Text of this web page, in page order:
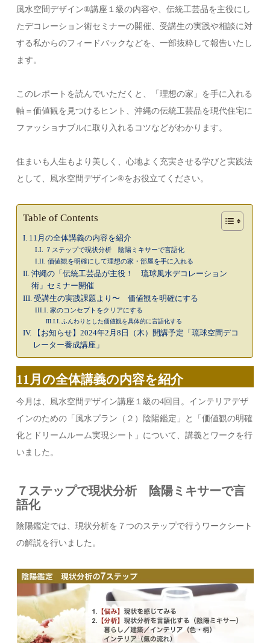
風水空間デザイン®︎講座１級の内容や、伝統工芸品を主役にし
たデコレーション術セミナーの開催、受講生の実践や相談に対
する私からのフィードバックなどを、一部抜粋して報告いたし
ます。
このレポートを読んでいただくと、「理想の家」を手に入れる
軸＝価値観を見つけるヒント、沖縄の伝統工芸品を現代住宅に
ファッショナブルに取り入れるコツなどがわかります。
住まいも人生もより美しく、心地よく充実させる学びと実践法
として、風水空間デザイン®︎をお役立てください。
Table of Contents
11月の全体講義の内容を紹介
７ステップで現状分析 陰陽ミキサーで言語化
価値観を明確にして理想の家・部屋を手に入れる
沖縄の「伝統工芸品が主役！ 琉球風水デコレーション
術」セミナー開催
受講生の実践課題より〜 価値観を明確にする
家のコンセプトをクリアにする
ふんわりとした価値観を具体的に言語化する
【お知らせ】2024年2月8日（木）開講予定「琉球空間デコ
レーター養成講座」
11月の全体講義の内容を紹介
今月は、風水空間デザイン講座１級の4回目。インテリアデザ
インのための「風水プラン（２）陰陽鑑定」と「価値観の明確
化とドリームルーム実現シート」について、講義とワークを行
いました。
７ステップで現状分析 陰陽ミキサーで言
語化
陰陽鑑定では、現状分析を７つのステップで行うワークシート
の解説を行いました。